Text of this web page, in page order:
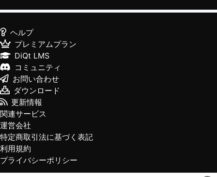
ヘルプ
プレミアムプラン
DiQt LMS
コミュニティ
お問い合わせ
ダウンロード
更新情報
関連サービス
運営会社
特定商取引法に基づく表記
利用規約
プライバシーポリシー